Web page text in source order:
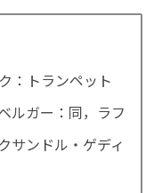
：トランペット
ルガー：同，ラフ
サンドル・ゲディ